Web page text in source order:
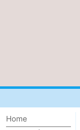
Home